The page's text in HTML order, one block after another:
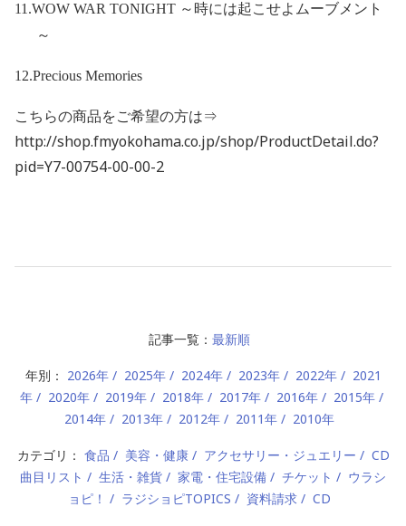
11.WOW WAR TONIGHT ～時には起こせよムーブメント
～
12.Precious Memories
こちらの商品をご希望の方は⇒
http://shop.fmyokohama.co.jp/shop/ProductDetail.do?
pid=Y7-00754-00-00-2
記事一覧： 最新順
年別： 2026年 2025年 2024年 2023年 2022年
2021
年
2020年 2019年 2018年 2017年 2016年
2015年
2014年
2013年 2012年 2011年 2010年
カテゴリ： 食品 美容・健康 アクセサリー・ジュエリー
CD
曲目リスト
生活・雑貨 家電・住宅設備 チケット
ウラシ
ョピ！
ラジショピTOPICS 資料請求 CD